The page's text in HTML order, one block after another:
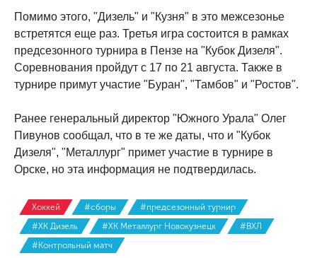
Помимо этого, "Дизель" и "Кузня" в это межсезонье
встретятся еще раз. Третья игра состоится в рамках
предсезонного турнира в Пензе на "Кубок Дизеля".
Соревнования пройдут с 17 по 21 августа. Также в
турнире примут участие "Буран", "Тамбов" и "Ростов".
Ранее генеральный директор "Южного Урала" Олег
Пивунов сообщал, что в те же даты, что и "Кубок
Дизеля", "Металлург" примет участие в турнире в
Орске, но эта информация не подтвердилась.
Хоккей #сборы
#предсезонный турнир
#ХК Дизель
#ХК Металлург Новокузнецк
#ВХЛ
#Контрольный матч